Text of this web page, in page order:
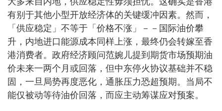
有别于其他小型开放经济体的关键缓冲因素。然而，
「供应稳定」不等于「价格不涨」－－国际油价攀
升，内地进口能源成本同样上涨，最终仍会转嫁至香
港消费者。政府经济顾问范婉儿提到期货市场预期油
价未来一两个月或回落，但中东停火协议基础并不稳
固，一旦局势再度恶化，通胀压力恐超预期。当局不
能仅被动等待油价回落，而应主动筹谋应对预案。